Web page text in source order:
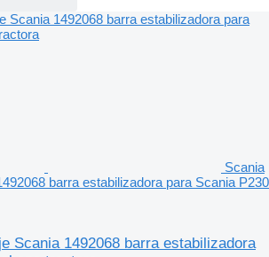
Scania
barra estabilizadora para Scania P230
Scania 1492068 barra estabilizadora